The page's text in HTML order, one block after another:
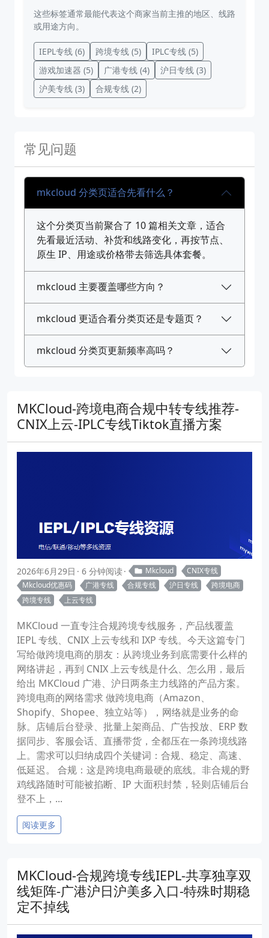
这些标签通常最能代表这个商家当前主推的地区、线路
或用途方向。
IEPL专线 (6) 跨境专线 (5) IPLC专线 (5)
游戏加速器 (5) 广港专线 (4) 沪日专线 (3)
沪美专线 (3) 合规专线 (2)
常见问题
mkcloud 分类页适合先看什么？
这个分类页当前聚合了 10 篇相关文章，适合
先看最近活动、补货和线路变化，再按节点、
原生 IP、用途或价格带去筛选具体套餐。
mkcloud 主要覆盖哪些方向？
mkcloud 更适合看分类页还是专题页？
mkcloud 分类页更新频率高吗？
MKCloud-跨境电商合规中转专线推荐-
CNIX上云-IPLC专线Tiktok直播方案
2026年6月29日 6 分钟阅读 Mkcloud
CNIX专线
Mkcloud优惠码
广港专线 合规专线 沪日专线
跨境电商
跨境专线
上云专线
MKCloud 一直专注合规跨境专线服务，产品线覆盖
IEPL 专线、CNIX 上云专线和 IXP 专线。今天这篇专门
写给做跨境电商的朋友：从跨境业务到底需要什么样的
网络讲起，再到 CNIX 上云专线是什么、怎么用，最后
给出 MKCloud 广港、沪日两条主力线路的产品方案。
跨境电商的网络需求 做跨境电商（Amazon、
Shopify、Shopee、独立站等），网络就是业务的命
脉。店铺后台登录、批量上架商品、广告投放、ERP 数
据同步、客服会话、直播带货，全都压在一条跨境线路
上。需求可以归纳成四个关键词：合规、稳定、高速、
低延迟。 合规：这是跨境电商最硬的底线。非合规的野
鸡线路随时可能被掐断、IP 大面积封禁，轻则店铺后台
登不上，...
阅读更多
MKCloud-合规跨境专线IEPL-共享独享双
线矩阵-广港沪日沪美多入口-特殊时期稳
定不掉线